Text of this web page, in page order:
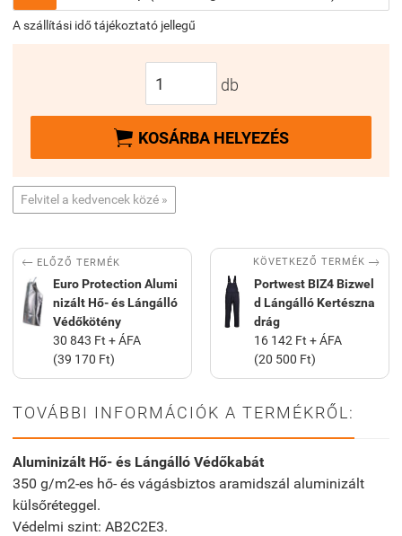
A szállítási idő tájékoztató jellegű
db
 KOSÁRBA HELYEZÉS
Felvitel a kedvencek közé »
 ELŐZŐ TERMÉK
Euro Protection Alumi
nizált Hő- és Lángálló
Védőkötény
30 843 Ft + ÁFA
(39 170 Ft)
KÖVETKEZŐ TERMÉK 
Portwest BIZ4 Bizwel
d Lángálló Kertészna
drág
16 142 Ft + ÁFA
(20 500 Ft)
TOVÁBBI INFORMÁCIÓK A TERMÉKRŐL:
Aluminizált Hő- és Lángálló Védőkabát
350 g/m2-es hő- és vágásbiztos aramidszál aluminizált
külsőréteggel.
Védelmi szint: AB2C2E3.